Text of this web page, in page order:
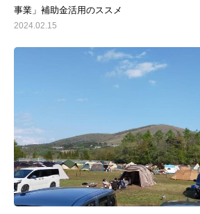
事業」補助金活用のススメ
2024.02.15